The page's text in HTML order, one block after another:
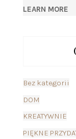
LEARN MORE
Bez kategorii
DOM
KREATYWNIE
PIĘKNE